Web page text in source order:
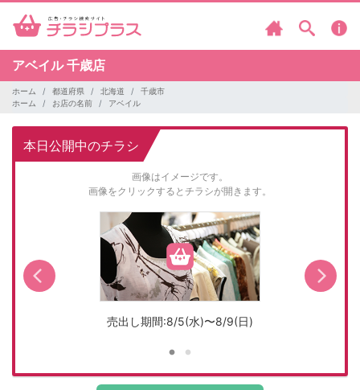
アベイル千歳店
ホーム 都道府県 北海道
千歳市
ホーム
お店の名前 アベイル
本日公開中のチラシ
画像はイメージです。
画像をクリックするとチラシが開きます。
売出し期間:8/5(水)〜8/9(日)